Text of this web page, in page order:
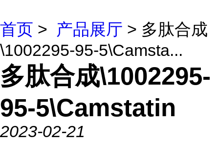
首页 > 产品展厅 > 多肽合成
\1002295-95-5\Camsta...
多肽合成\1002295-
95-5\Camstatin
2023-02-21